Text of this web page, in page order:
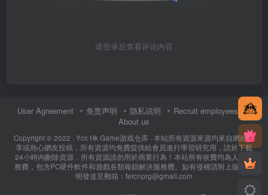
请登录后查看评论内容
User Agreement 免责声明 隐私说明
Recruit employees
About us
Copyright © 2022 · Ycc Hk Game游戏仓库 · 本站所有資源來源均來自網絡分
享或熱心網友投稿，所有資源均免費提供給會員進行學習研究用，請於下載
24小時內刪除資源，所有資源請勿用於商業行為！本站所有收費均為人工服
務費，包含PC硬件軟件和遊戲各類報錯解決服務費。如有侵權請附上版權證
明發送至郵箱：feicnprg@gmail.com